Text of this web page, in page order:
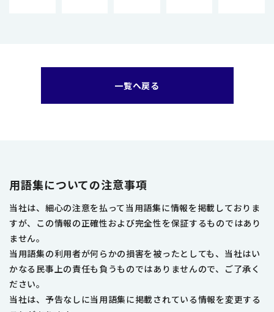
一覧へ戻る
用語集についての注意事項
当社は、細心の注意を払って当用語集に情報を掲載しておりま
すが、この情報の正確性および完全性を保証するものではあり
ません。
当用語集の利用者が何らかの損害を被ったとしても、当社はい
かなる民事上の責任も負うものではありませんので、ご了承く
ださい。
当社は、予告なしに当用語集に掲載されている情報を変更する